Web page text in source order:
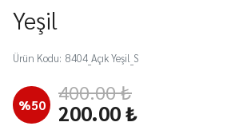
Yeşil
Ürün Kodu: 8404_Açık Yeşil_S
%50 400.00 ₺
200.00 ₺